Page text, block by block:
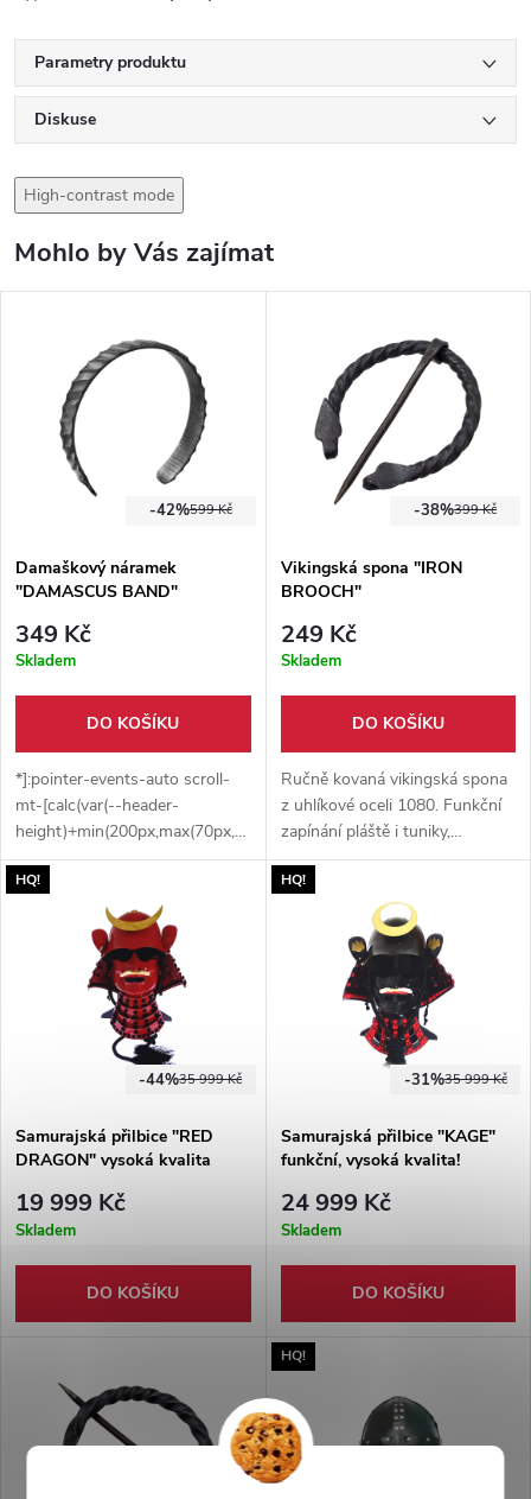
Parametry produktu
Diskuse
High-contrast mode
Mohlo by Vás zajímat
599 Kč
-42%
Damaškový náramek
"DAMASCUS BAND"
349 Kč
Skladem
DO KOŠÍKU
*]:pointer-events-auto scroll-
mt-[calc(var(--header-
height)+min(200px,max(70px,20svh)))]"
dir="auto" data-turn-
id="request-697b1f86-91cc-
8333-85fe-7f17db56d1c0-8"
data-testid="conversation-
turn-120" data-scroll-
anchor="true" data-
turn="assistant"
tabindex="-1"> Damaškový
náramek z ocelí 1095 a 15N20
s unikátní kresbou damašku.
ocelový doplněk s autentickým
vzhledem.
399 Kč
-38%
Vikingská spona "IRON
BROOCH"
249 Kč
Skladem
DO KOŠÍKU
Ručně kovaná vikingská spona
z uhlíkové oceli 1080. Funkční
zapínání pláště i tuniky,
autentický vzhled pro
reenactment, LARP a historické
HQ!
35 999 Kč
-44%
Samurajská přilbice "RED
DRAGON" vysoká kvalita
19 999 Kč
Skladem
DO KOŠÍKU
HQ!
35 999 Kč
-31%
Samurajská přilbice "KAGE"
funkční, vysoká kvalita!
24 999 Kč
Skladem
DO KOŠÍKU
HQ!